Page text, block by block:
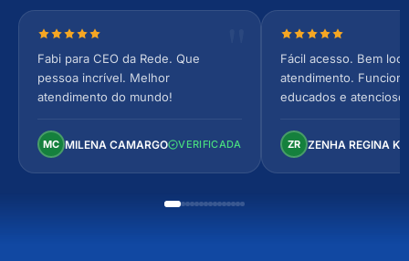
Nota 5 de 5 estrelas
Fabi para CEO da Rede. Que
pessoa incrível. Melhor
atendimento do mundo!
MC MILENA CAMARGO VERIFICADA
Nota 5 de 5
Fácil acesso. Bem
atendimento.
educados e
Perfeito!
ZR ZENHA REGINA